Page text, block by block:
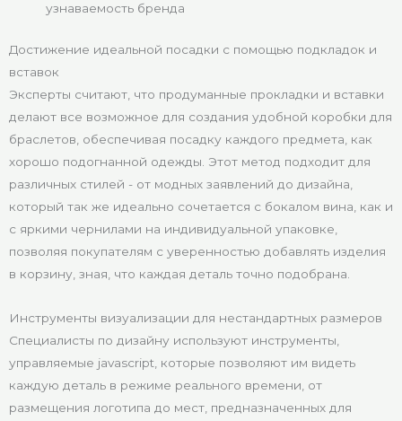
узнаваемость бренда
Достижение идеальной посадки с помощью подкладок и
вставок
Эксперты считают, что продуманные прокладки и вставки
делают все возможное для создания удобной коробки для
браслетов, обеспечивая посадку каждого предмета, как
хорошо подогнанной одежды. Этот метод подходит для
различных стилей - от модных заявлений до дизайна,
который так же идеально сочетается с бокалом вина, как и
с яркими чернилами на индивидуальной упаковке,
позволяя покупателям с уверенностью добавлять изделия
в корзину, зная, что каждая деталь точно подобрана.
Инструменты визуализации для нестандартных размеров
Специалисты по дизайну используют инструменты,
управляемые javascript, которые позволяют им видеть
каждую деталь в режиме реального времени, от
размещения логотипа до мест, предназначенных для